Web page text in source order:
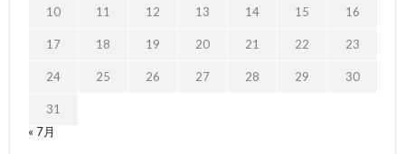
10 11 12 13 14 15 16
17 18 19 20 21 22 23
24 25 26 27 28 29 30
31
« 7月